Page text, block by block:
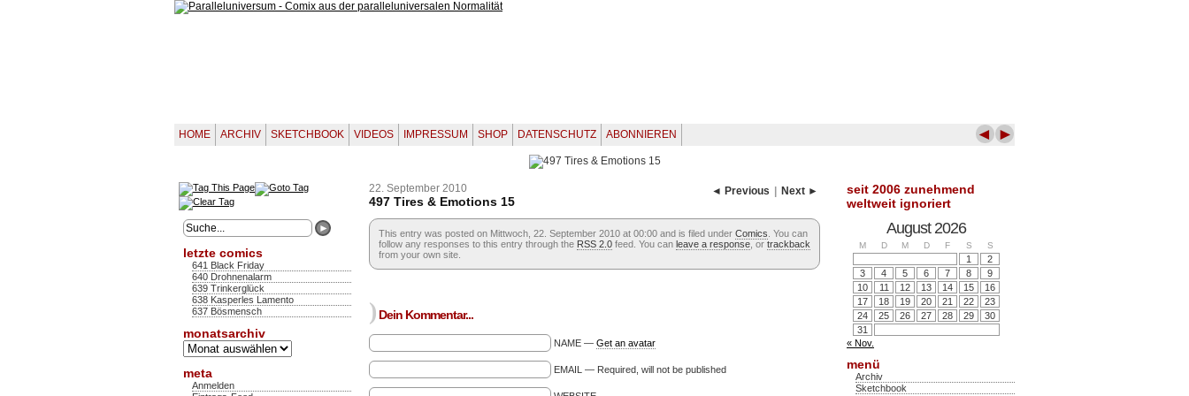
◄ ►
HOME ARCHIV SKETCHBOOK VIDEOS IMPRESSUM SHOP DATENSCHUTZ ABONNIEREN
letzte comics
641 Black Friday
640 Drohnenalarm
639 Trinkerglück
638 Kasperles Lamento
637 Bösmensch
monatsarchiv
Monatsarchiv
meta
Anmelden
◄ Previous Next ►
22. September 2010
497 Tires & Emotions 15
This entry was posted on Mittwoch, 22. September 2010 at 00:00 and is filed under Comics . You can
follow any responses to this entry through the RSS 2.0 feed. You can leave a response , or trackback
from your own site.
) Dein Kommentar...
NAME — Get an avatar
EMAIL — Required, will not be published
seit 2006 zunehmend
weltweit ignoriert
August 2026
M D M D F S S
1
2
3
4 5 6 7 8
9
10
11 12 13 14 15
16
17
18 19 20 21 22
23
24
25 26 27 28 29
30
31
« Nov.
menü
Archiv
Sketchbook